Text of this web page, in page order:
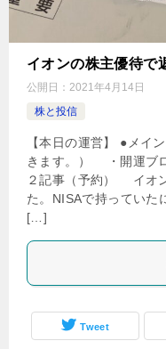
イオンの株主優待で
公開日： 2021年4月14日
株と投信
【本日の運営】 ●メイ
きます。） ・開運ブ
２記事（予約） イオ
た。NISAで持っていた
[…]
Tweet